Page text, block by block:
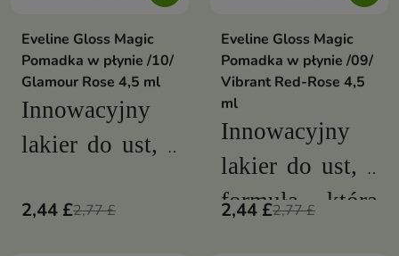
Eveline Gloss Magic
Pomadka w płynie /10/
Glamour Rose 4,5 ml
Innowacyjny
lakier do ust, z
sprawia, że
2,44 £2,77 £
Eveline Gloss Magic
Pomadka w płynie /09/
Vibrant Red-Rose 4,5
ml
Innowacyjny
lakier do ust, z
formułą która
2,44 £2,77 £